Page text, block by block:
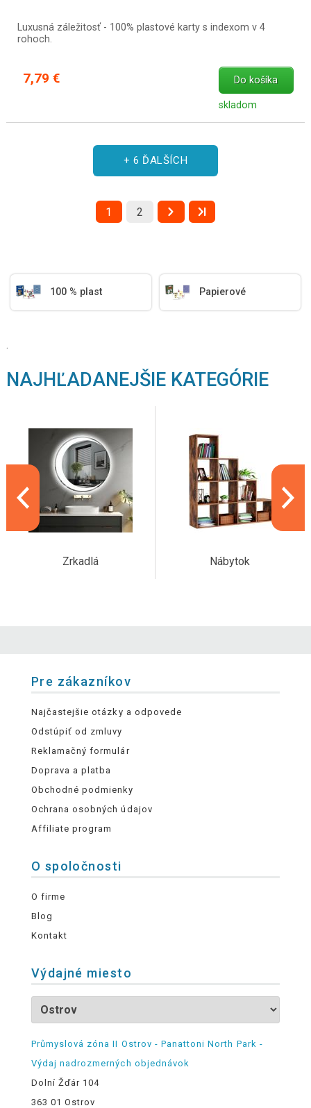
Luxusná záležitosť - 100% plastové karty s indexom v 4
rohoch.
7,79 € Do košíka
skladom
+ 6 ĎALŠÍCH
1 2
100 % plast Papierové
.
NAJHĽADANEJŠIE KATEGÓRIE
Zrkadlá Nábytok
Pre zákazníkov
Najčastejšie otázky a odpovede
Odstúpiť od zmluvy
Reklamačný formulár
Doprava a platba
Obchodné podmienky
Ochrana osobných údajov
Affiliate program
O spoločnosti
O firme
Blog
Kontakt
Výdajné miesto
Průmyslová zóna II Ostrov - Panattoni North Park -
Výdaj nadrozmerných objednávok
Dolní Žďár 104
363 01 Ostrov